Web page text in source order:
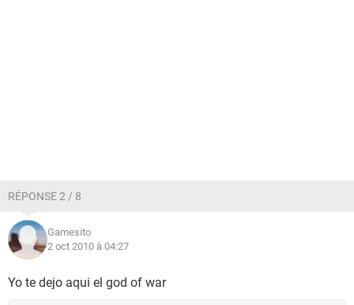
RÉPONSE 2 / 8
Gamesito
2 oct 2010 à 04:27
Yo te dejo aqui el god of war